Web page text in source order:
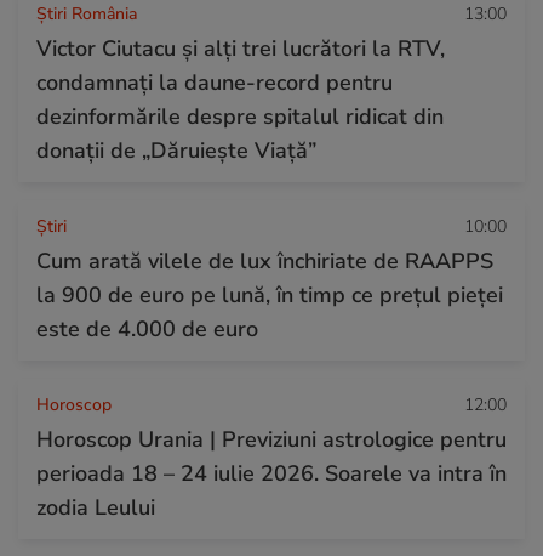
Știri România 13:00
Victor Ciutacu și alți trei lucrători la RTV,
condamnați la daune-record pentru
dezinformările despre spitalul ridicat din
donații de „Dăruiește Viață”
Ştiri 10:00
Cum arată vilele de lux închiriate de RAAPPS
la 900 de euro pe lună, în timp ce prețul pieței
este de 4.000 de euro
Horoscop 12:00
Horoscop Urania | Previziuni astrologice pentru
perioada 18 – 24 iulie 2026. Soarele va intra în
zodia Leului